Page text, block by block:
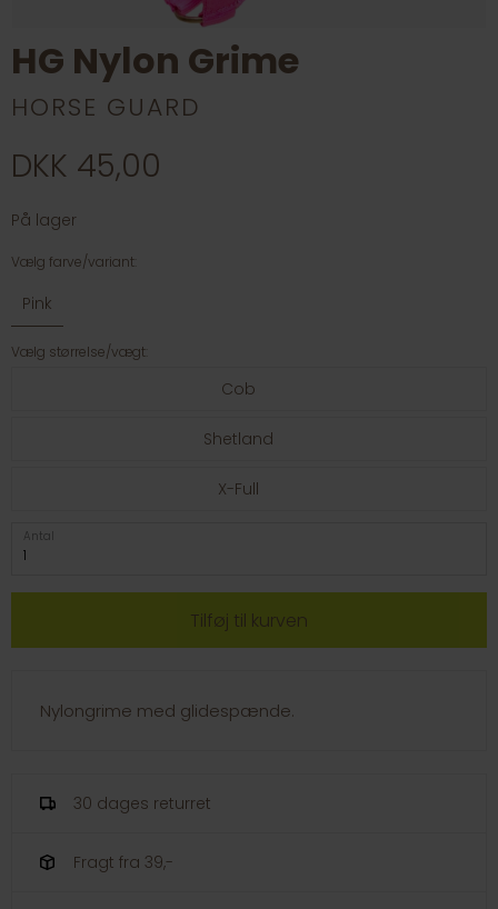
HG Nylon Grime
HORSE GUARD
DKK 45,00
På lager
Vælg farve/variant:
Pink
Vælg størrelse/vægt:
Cob
Shetland
X-Full
Antal
Nylongrime med glidespænde.
30 dages returret
Fragt fra 39,-